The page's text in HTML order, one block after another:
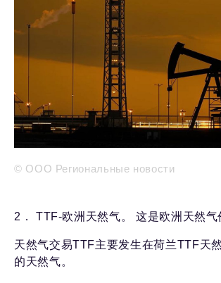
© ООО Региональные новости
2． TTF-欧洲天然气。 这是欧洲天然
天然气交易TTF主要发生在荷兰TTF天
的天然气。